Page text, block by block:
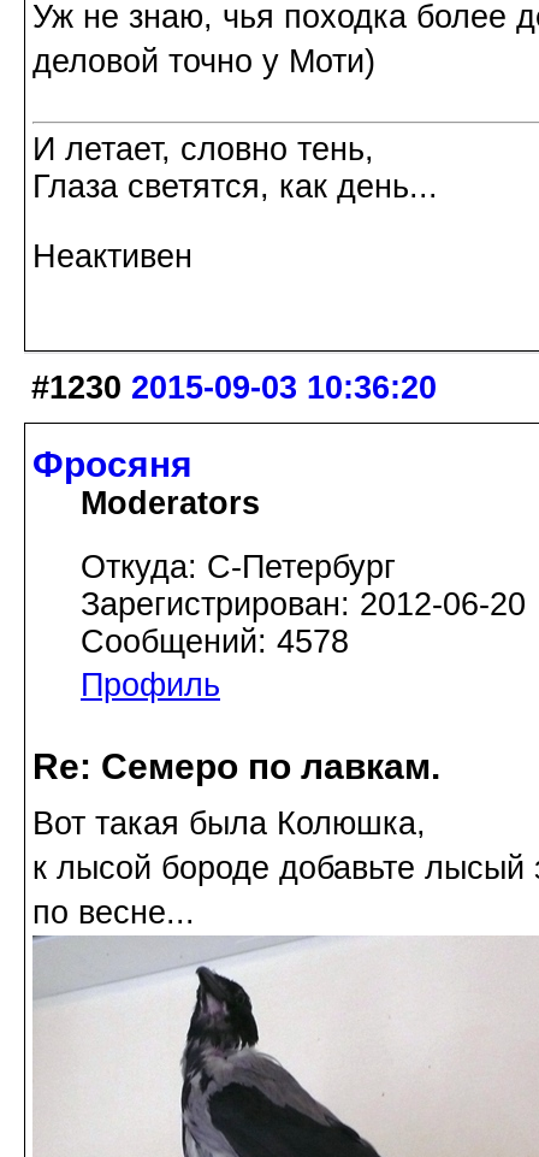
Уж не знаю, чья походка более
деловой точно у Моти)
И летает, словно тень,
Глаза светятся, как день...
Неактивен
#1230 2015-09-03 10:36:20
Фросяня
Moderators
Откуда: С-Петербург
Зарегистрирован: 2012-06-20
Сообщений: 4578
Профиль
Re: Семеро по лавкам.
Вот такая была Колюшка,
к лысой бороде добавьте
по весне...